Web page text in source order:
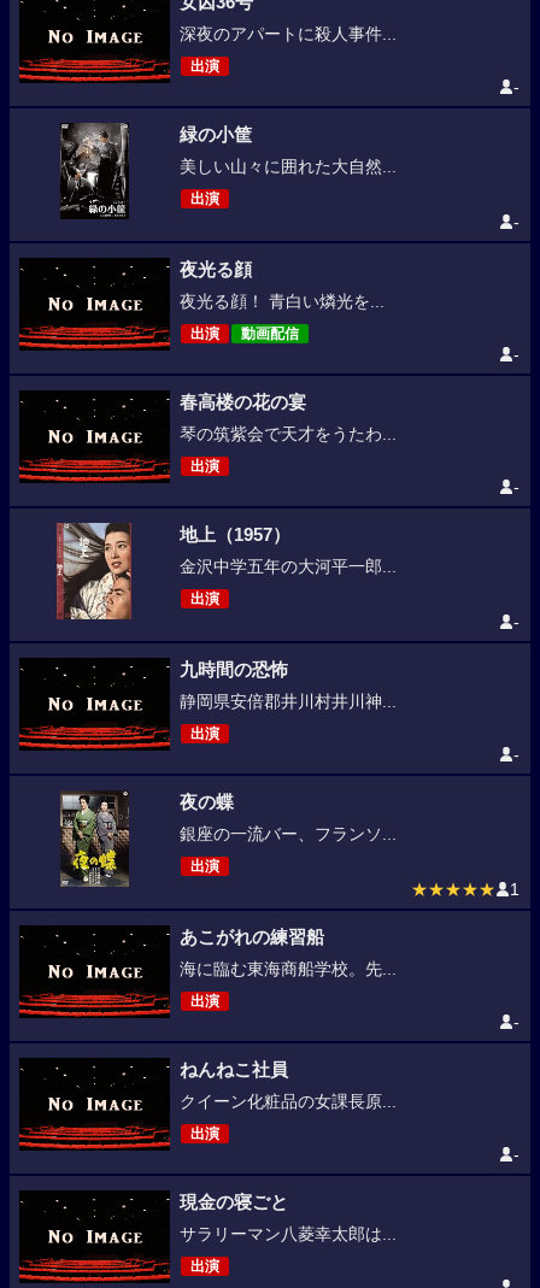
深夜のアパートに殺人事件...
出演
-
緑の小筐
美しい山々に囲れた大自然...
出演
-
夜光る顔
夜光る顔！ 青白い燐光を...
出演 動画配信
-
春高楼の花の宴
琴の筑紫会で天才をうたわ...
出演
-
地上（1957）
金沢中学五年の大河平一郎...
出演
-
九時間の恐怖
静岡県安倍郡井川村井川神...
出演
-
夜の蝶
銀座の一流バー、フランソ...
出演
★★★★★ 1
あこがれの練習船
海に臨む東海商船学校。先...
出演
-
ねんねこ社員
クイーン化粧品の女課長原...
出演
-
現金の寝ごと
サラリーマン八菱幸太郎は...
出演